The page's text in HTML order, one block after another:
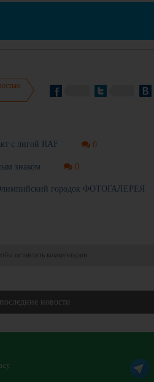
с лигой RAF 0
знаком 0
городок ФОТОГАЛЕРЕЯ
оставлять комментарии
новости